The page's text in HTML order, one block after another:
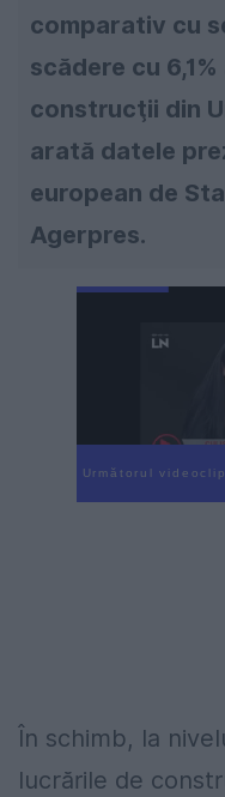
comparativ cu
scădere cu
construcţii din
arată datele
european de
Agerpres.
Următorul
În schimb, la
lucrările de